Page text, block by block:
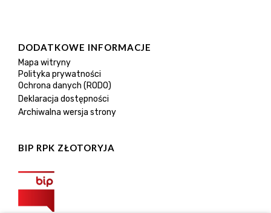
DODATKOWE INFORMACJE
Mapa witryny
Polityka prywatności
Ochrona danych (RODO)
Deklaracja dostępności
Archiwalna wersja strony
BIP RPK ZŁOTORYJA